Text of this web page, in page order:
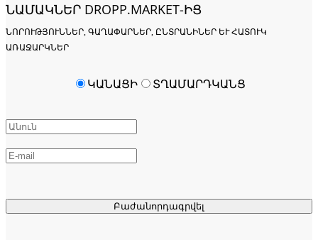
ՆԱՄԱԿՆԵՐ DROPP.MARKET-ԻՑ
ՆՈՐՈՒԹՅՈՒՆՆԵՐ, ԳԱՂԱՓԱՐՆԵՐ, ԸՆՏՐԱՆԻՆԵՐ ԵՒ ՀԱՏՈՒԿ Ա
ՌԱՋԱՐԿՆԵՐ
Բաժանորդագրվել
ԿԱՆԱՑԻ ՏՂԱՄԱՐԴԿԱՆՑ